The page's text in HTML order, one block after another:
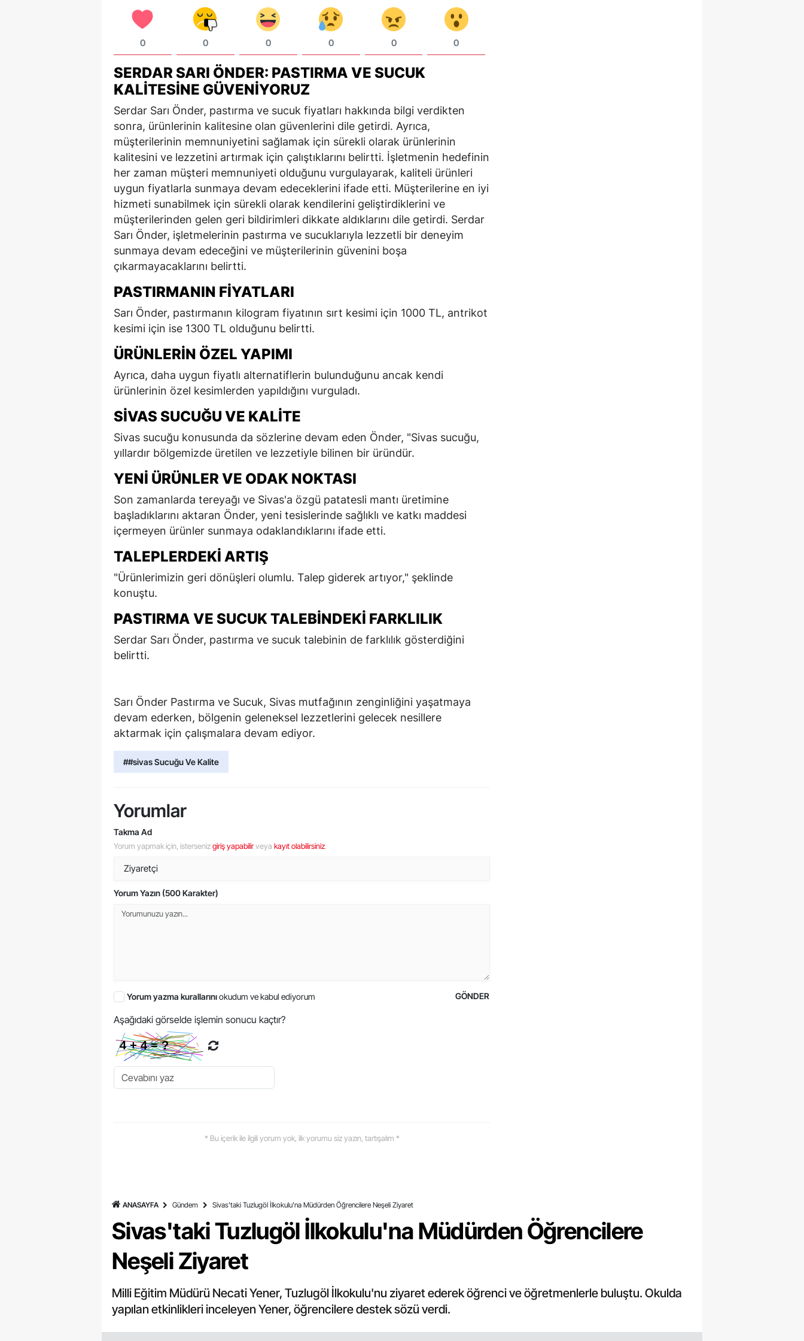
0 0 0 0 0 0
SERDAR SARI ÖNDER: PASTIRMA VE SUCUK
KALITESINE GÜVENIYORUZ
Serdar Sarı Önder, pastırma ve sucuk fiyatları hakkında bilgi verdikten
sonra, ürünlerinin kalitesine olan güvenlerini dile getirdi. Ayrıca,
müşterilerinin memnuniyetini sağlamak için sürekli olarak ürünlerinin
kalitesini ve lezzetini artırmak için çalıştıklarını belirtti. İşletmenin hedefinin
her zaman müşteri memnuniyeti olduğunu vurgulayarak, kaliteli ürünleri
uygun fiyatlarla sunmaya devam edeceklerini ifade etti. Müşterilerine en iyi
hizmeti sunabilmek için sürekli olarak kendilerini geliştirdiklerini ve
müşterilerinden gelen geri bildirimleri dikkate aldıklarını dile getirdi. Serdar
Sarı Önder, işletmelerinin pastırma ve sucuklarıyla lezzetli bir deneyim
sunmaya devam edeceğini ve müşterilerinin güvenini boşa
çıkarmayacaklarını belirtti.
PASTIRMANIN FIYATLARI
Sarı Önder, pastırmanın kilogram fiyatının sırt kesimi için 1000 TL, antrikot
kesimi için ise 1300 TL olduğunu belirtti.
ÜRÜNLERIN ÖZEL YAPIMI
Ayrıca, daha uygun fiyatlı alternatiflerin bulunduğunu ancak kendi
ürünlerinin özel kesimlerden yapıldığını vurguladı.
SIVAS SUCUĞU VE KALITE
Sivas sucuğu konusunda da sözlerine devam eden Önder, "Sivas sucuğu,
yıllardır bölgemizde üretilen ve lezzetiyle bilinen bir üründür.
YENI ÜRÜNLER VE ODAK NOKTASI
Son zamanlarda tereyağı ve Sivas'a özgü patatesli mantı üretimine
başladıklarını aktaran Önder, yeni tesislerinde sağlıklı ve katkı maddesi
içermeyen ürünler sunmaya odaklandıklarını ifade etti.
TALEPLERDEKI ARTIŞ
"Ürünlerimizin geri dönüşleri olumlu. Talep giderek artıyor," şeklinde
konuştu.
PASTIRMA VE SUCUK TALEBINDEKI FARKLILIK
Serdar Sarı Önder, pastırma ve sucuk talebinin de farklılık gösterdiğini
belirtti.
Sarı Önder Pastırma ve Sucuk, Sivas mutfağının zenginliğini yaşatmaya
devam ederken, bölgenin geleneksel lezzetlerini gelecek nesillere
aktarmak için çalışmalara devam ediyor.
##sivas Sucuğu Ve Kalite
Yorumlar
Takma Ad
Yorum yapmak için, istersenizgiriş yapabilirveya kayıt olabilirsiniz.
Yorum Yazın (500 Karakter)
GÖNDER
Yorum yazma kurallarınıokudum ve kabul ediyorum
Aşağıdaki görselde işlemin sonucu kaçtır?
* Bu içerik ile ilgili yorum yok, ilk yorumu siz yazın, tartışalım *
ANASAYFA Gündem Sivas'taki Tuzlugöl İlkokulu'na Müdürden Öğrencilere Neşeli Ziyaret
Sivas'taki Tuzlugöl İlkokulu'na Müdürden Öğrencilere
Neşeli Ziyaret
Milli Eğitim Müdürü Necati Yener, Tuzlugöl İlkokulu'nu ziyaret ederek öğrenci ve öğretmenlerle buluştu. Okulda
yapılan etkinlikleri inceleyen Yener, öğrencilere destek sözü verdi.